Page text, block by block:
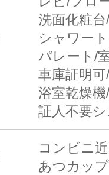
洗面化粧
シャワー
パレート/
車庫証明
浴室乾燥
証人不要
コンビニ
あつカッ